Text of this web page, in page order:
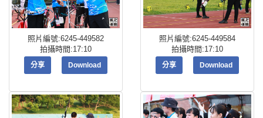
照片編號:6245-449582
拍攝時間:17:10
分享 Download
照片編號:6245-449584
拍攝時間:17:10
分享 Download